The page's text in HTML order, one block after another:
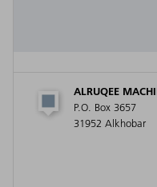
ALRUQEE
P.O. Box 3657
31952 Alkhobar